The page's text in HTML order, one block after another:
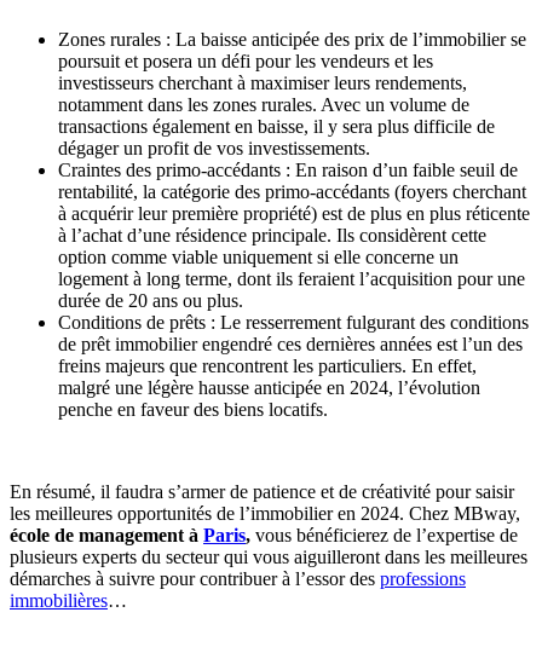
Zones rurales : La baisse anticipée des prix de l’immobilier se
poursuit et posera un défi pour les vendeurs et les
investisseurs cherchant à maximiser leurs rendements,
notamment dans les zones rurales. Avec un volume de
transactions également en baisse, il y sera plus difficile de
dégager un profit de vos investissements.
Craintes des primo-accédants : En raison d’un faible seuil de
rentabilité, la catégorie des primo-accédants (foyers cherchant
à acquérir leur première propriété) est de plus en plus réticente
à l’achat d’une résidence principale. Ils considèrent cette
option comme viable uniquement si elle concerne un
logement à long terme, dont ils feraient l’acquisition pour une
durée de 20 ans ou plus.
Conditions de prêts : Le resserrement fulgurant des conditions
de prêt immobilier engendré ces dernières années est l’un des
freins majeurs que rencontrent les particuliers. En effet,
malgré une légère hausse anticipée en 2024, l’évolution
penche en faveur des biens locatifs.
En résumé, il faudra s’armer de patience et de créativité pour saisir
les meilleures opportunités de l’immobilier en 2024. Chez MBway,
école de management à Paris, vous bénéficierez de l’expertise de
plusieurs experts du secteur qui vous aiguilleront dans les meilleures
démarches à suivre pour contribuer à l’essor des professions
immobilières…